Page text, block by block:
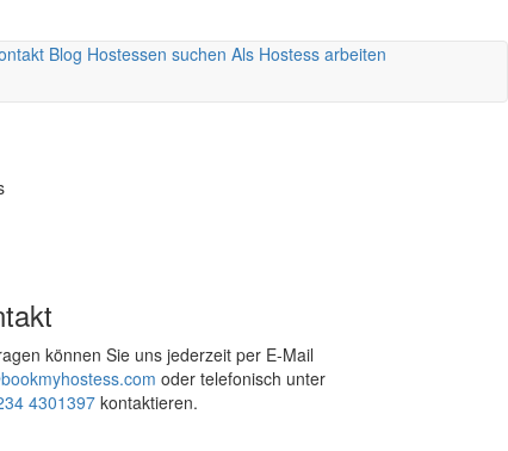
Blog Hostessen suchen Als Hostess arbeiten
können Sie uns jederzeit per E-Mail
oder telefonisch unter
4301397 kontaktieren.